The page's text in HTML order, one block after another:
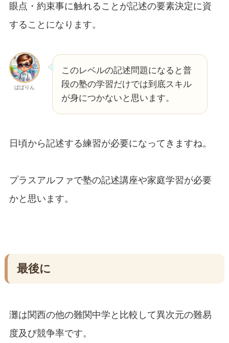
眼点・約束事に触れることが記述の要素決定に資
することになります。
ぱぱりん
このレベルの記述問題になると普
段の塾の学習だけでは到底スキル
が身につかないと思います。
日頃から記述する練習が必要になってきますね。
プラスアルファで塾の記述講座や家庭学習が必要
かと思います。
最後に
灘は関西の他の難関中学と比較して異次元の難易
度及び競争率です。